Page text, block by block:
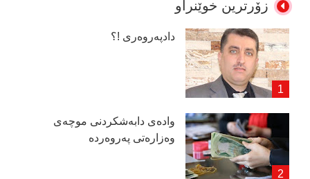
زۆرترین خوێنراو
دادپەروەری !؟
وادەی دابەشكردنی موچەی
وەزارەتی پەروەردە